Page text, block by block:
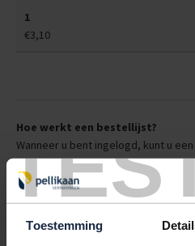
Toestemming
1
€3,10
Hoe werkt een bestellijst?
Wanneer u bent ingelogd, kunt u
Gebruik bestel- en offertelijsten om
te bestellen. Uw bestel- en
account. Dat pakt altijd goed uit